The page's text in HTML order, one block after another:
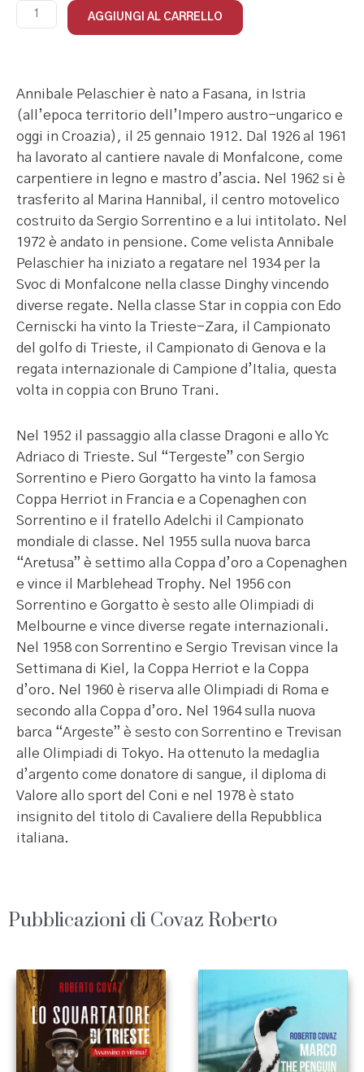
AGGIUNGI AL CARRELLO
Annibale Pelaschier è nato a Fasana, in Istria
(all’epoca territorio dell’Impero austro-ungarico e
oggi in Croazia), il 25 gennaio 1912. Dal 1926 al 1961
ha lavorato al cantiere navale di Monfalcone, come
carpentiere in legno e mastro d’ascia. Nel 1962 si è
trasferito al Marina Hannibal, il centro motovelico
costruito da Sergio Sorrentino e a lui intitolato. Nel
1972 è andato in pensione. Come velista Annibale
Pelaschier ha iniziato a regatare nel 1934 per la
Svoc di Monfalcone nella classe Dinghy vincendo
diverse regate. Nella classe Star in coppia con Edo
Cerniscki ha vinto la Trieste-Zara, il Campionato
del golfo di Trieste, il Campionato di Genova e la
regata internazionale di Campione d’Italia, questa
volta in coppia con Bruno Trani.
Nel 1952 il passaggio alla classe Dragoni e allo Yc
Adriaco di Trieste. Sul “Tergeste” con Sergio
Sorrentino e Piero Gorgatto ha vinto la famosa
Coppa Herriot in Francia e a Copenaghen con
Sorrentino e il fratello Adelchi il Campionato
mondiale di classe. Nel 1955 sulla nuova barca
“Aretusa” è settimo alla Coppa d’oro a Copenaghen
e vince il Marblehead Trophy. Nel 1956 con
Sorrentino e Gorgatto è sesto alle Olimpiadi di
Melbourne e vince diverse regate internazionali.
Nel 1958 con Sorrentino e Sergio Trevisan vince la
Settimana di Kiel, la Coppa Herriot e la Coppa
d’oro. Nel 1960 è riserva alle Olimpiadi di Roma e
secondo alla Coppa d’oro. Nel 1964 sulla nuova
barca “Argeste” è sesto con Sorrentino e Trevisan
alle Olimpiadi di Tokyo. Ha ottenuto la medaglia
d’argento come donatore di sangue, il diploma di
Valore allo sport del Coni e nel 1978 è stato
insignito del titolo di Cavaliere della Repubblica
italiana.
Pubblicazioni di Covaz Roberto